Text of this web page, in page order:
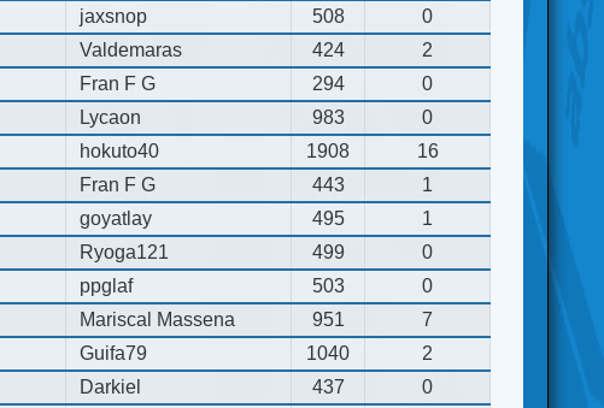
jaxsnop 508
0
Valdemaras 424
2
Fran F G 294
0
Lycaon 983
0
hokuto40 1908
16
Fran F G 443
1
goyatlay 495
1
Ryoga121 499
0
ppglaf 503
0
Mariscal Massena 951
7
Guifa79 1040
2
Darkiel 437
0